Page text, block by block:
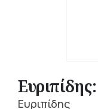
Ευριπίδης